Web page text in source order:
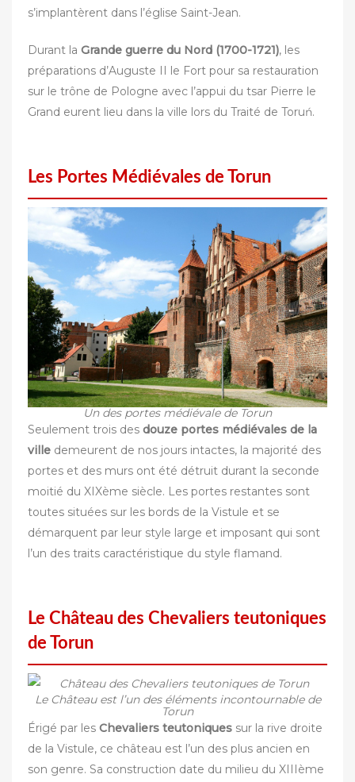
s’implantèrent dans l’église Saint-Jean.
Durant la Grande guerre du Nord (1700-1721), les
préparations d’Auguste II le Fort pour sa restauration
sur le trône de Pologne avec l’appui du tsar Pierre le
Grand eurent lieu dans la ville lors du Traité de Toruń.
Les Portes Médiévales de Torun
Un des portes médiévale de Torun
Seulement trois des douze portes médiévales de la
ville demeurent de nos jours intactes, la majorité des
portes et des murs ont été détruit durant la seconde
moitié du XIXème siècle. Les portes restantes sont
toutes situées sur les bords de la Vistule et se
démarquent par leur style large et imposant qui sont
l’un des traits caractéristique du style flamand.
Le Château des Chevaliers teutoniques
de Torun
Le Château est l’un des éléments incontournable de
Torun
Érigé par les Chevaliers teutoniques sur la rive droite
de la Vistule, ce château est l’un des plus ancien en
son genre. Sa construction date du milieu du XIIIème